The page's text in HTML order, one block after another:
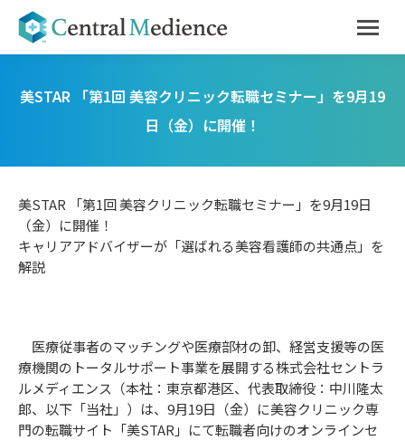
美STAR 「第1回 美容クリニック転職セミナー」を9月19
日（金）に開催！
美STAR 「第1回 美容クリニック転職セミナー」を9月19日
（金）に開催！
キャリアアドバイザーが「選ばれる美容看護師の共通点」を
解説
医療従事者のマッチングや医療部材の卸、経営支援等の医
療機関のトータルサポート事業を展開する株式会社セントラ
ルメディエンス（本社：東京都港区、代表取締役：中川隆太
郎、以下「当社」）は、9月19日（金）に美容クリニック専
門の転職サイト「美STAR」にて転職者向けのオンラインセ